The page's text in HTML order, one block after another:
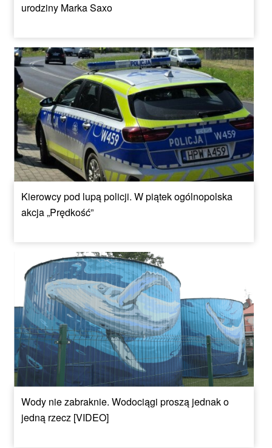
urodziny Marka Saxo
Kierowcy pod lupą policji. W piątek ogólnopolska
akcja „Prędkość”
Wody nie zabraknie. Wodociągi proszą jednak o
jedną rzecz [VIDEO]